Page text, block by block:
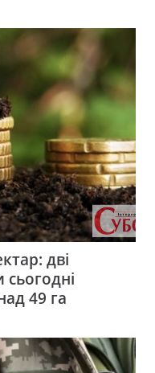
дві
49 га